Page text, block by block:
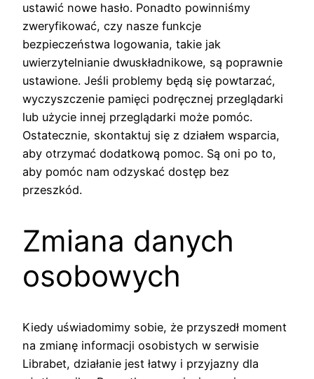
ustawić nowe hasło. Ponadto powinniśmy
zweryfikować, czy nasze funkcje
bezpieczeństwa logowania, takie jak
uwierzytelnianie dwuskładnikowe, są poprawnie
ustawione. Jeśli problemy będą się powtarzać,
wyczyszczenie pamięci podręcznej przeglądarki
lub użycie innej przeglądarki może pomóc.
Ostatecznie, skontaktuj się z działem wsparcia,
aby otrzymać dodatkową pomoc. Są oni po to,
aby pomóc nam odzyskać dostęp bez
przeszkód.
Zmiana danych
osobowych
Kiedy uświadomimy sobie, że przyszedł moment
na zmianę informacji osobistych w serwisie
Librabet, działanie jest łatwy i przyjazny dla